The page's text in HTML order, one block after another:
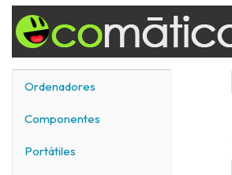
Ordenadores
Componentes
Portátiles